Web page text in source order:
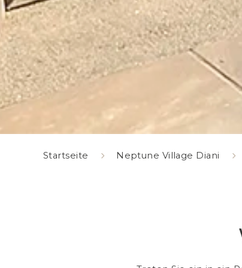
Startseite Neptune Village Diani